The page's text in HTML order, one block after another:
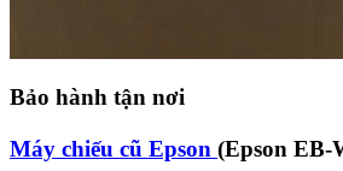
Bảo hành tận nơi
Máy chiếu cũ Epson (Epson EB-